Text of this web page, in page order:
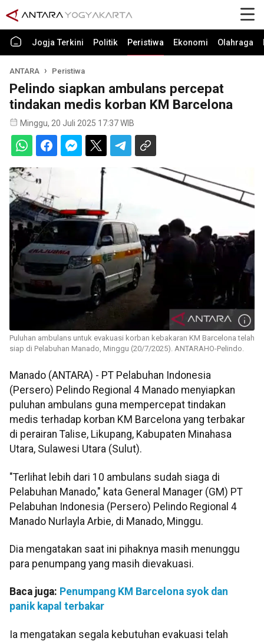
Jogja Terkini Politik Peristiwa Ekonomi Olahraga
ANTARA Peristiwa
Pelindo siapkan ambulans percepat
tindakan medis korban KM Barcelona
Minggu, 20 Juli 2025 17:37 WIB
Puluhan ambulans untuk evakuasi korban kebakaran KM Barcelona telah
siap di Pelabuhan Manado, Minggu (20/7/2025). ANTARAHO-Pelindo.
Manado (ANTARA) - PT Pelabuhan Indonesia
(Persero) Pelindo Regional 4 Manado menyiapkan
puluhan ambulans guna mempercepat tindakan
medis terhadap korban KM Barcelona yang terbakar
di perairan Talise, Likupang, Kabupaten Minahasa
Utara, Sulawesi Utara (Sulut).
"Terlihat lebih dari 10 ambulans sudah siaga di
Pelabuhan Manado," kata General Manager (GM) PT
Pelabuhan Indonesia (Persero) Pelindo Regional 4
Manado Nurlayla Arbie, di Manado, Minggu.
Dia mengatakan saat ini pihaknya masih menunggu
para penumpang yang masih dievakuasi.
Baca juga: Penumpang KM Barcelona syok dan
panik kapal terbakar
Ia mengatakan segala kebutuhan evakuasi telah